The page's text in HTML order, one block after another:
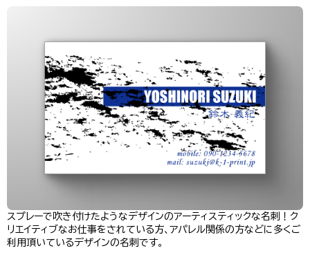
スプレーで吹き付けたようなデザインのアーティスティックな名刺！ク
リエイティブなお仕事をされている方、アパレル関係の方などに多くご
利用頂いているデザインの名刺です。